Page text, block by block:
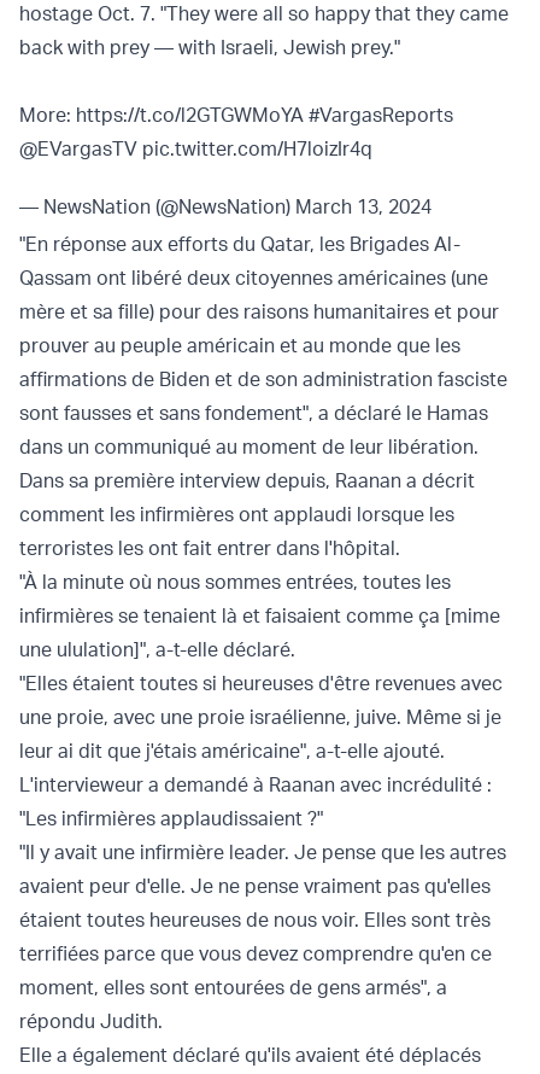
hostage Oct. 7. "They were all so happy that they came
back with prey — with Israeli, Jewish prey."
More: https://t.co/l2GTGWMoYA #VargasReports
@EVargasTV pic.twitter.com/H7loizIr4q
— NewsNation (@NewsNation) March 13, 2024
"En réponse aux efforts du Qatar, les Brigades Al-
Qassam ont libéré deux citoyennes américaines (une
mère et sa fille) pour des raisons humanitaires et pour
prouver au peuple américain et au monde que les
affirmations de Biden et de son administration fasciste
sont fausses et sans fondement", a déclaré le Hamas
dans un communiqué au moment de leur libération.
Dans sa première interview depuis, Raanan a décrit
comment les infirmières ont applaudi lorsque les
terroristes les ont fait entrer dans l'hôpital.
"À la minute où nous sommes entrées, toutes les
infirmières se tenaient là et faisaient comme ça [mime
une ululation]", a-t-elle déclaré.
"Elles étaient toutes si heureuses d'être revenues avec
une proie, avec une proie israélienne, juive. Même si je
leur ai dit que j'étais américaine", a-t-elle ajouté.
L'intervieweur a demandé à Raanan avec incrédulité :
"Les infirmières applaudissaient ?"
"Il y avait une infirmière leader. Je pense que les autres
avaient peur d'elle. Je ne pense vraiment pas qu'elles
étaient toutes heureuses de nous voir. Elles sont très
terrifiées parce que vous devez comprendre qu'en ce
moment, elles sont entourées de gens armés", a
répondu Judith.
Elle a également déclaré qu'ils avaient été déplacés